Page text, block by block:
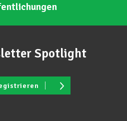
Spotlight